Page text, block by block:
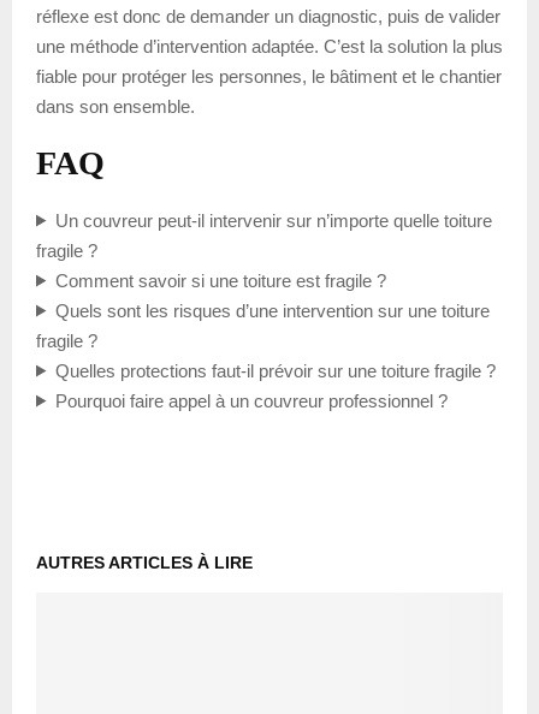
réflexe est donc de demander un diagnostic, puis de valider
une méthode d’intervention adaptée. C’est la solution la plus
fiable pour protéger les personnes, le bâtiment et le chantier
dans son ensemble.
FAQ
Un couvreur peut-il intervenir sur n’importe quelle toiture
fragile ?
Comment savoir si une toiture est fragile ?
Quels sont les risques d’une intervention sur une toiture
fragile ?
Quelles protections faut-il prévoir sur une toiture fragile ?
Pourquoi faire appel à un couvreur professionnel ?
AUTRES ARTICLES À LIRE